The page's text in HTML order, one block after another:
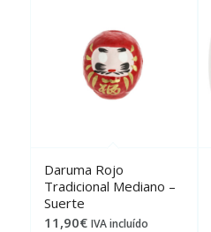
Daruma Rojo
Tradicional Mediano –
Suerte
11,90€ IVA incluído